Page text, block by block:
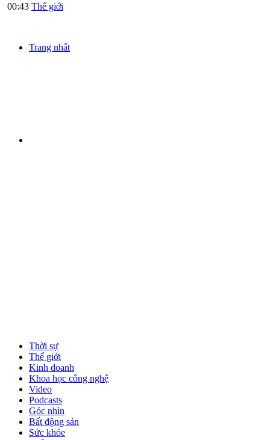
00:43 Thế giới
Trang nhất
Thời sự
Thế giới
Kinh doanh
Khoa học công nghệ
Video
Podcasts
Góc nhìn
Bất động sản
Sức khỏe